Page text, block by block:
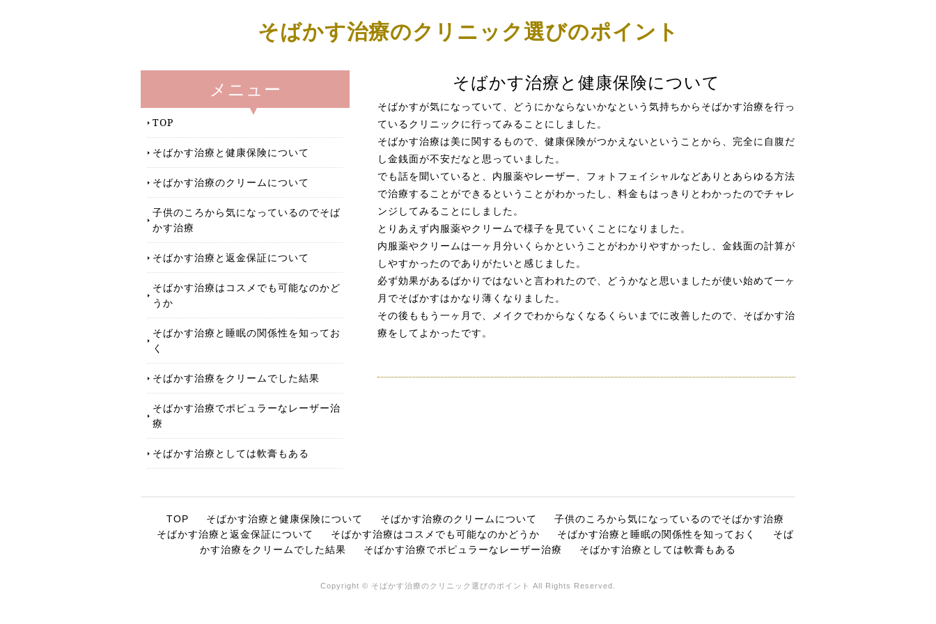
そばかす治療のクリニック選びのポイント
メニュー
TOP
そばかす治療と健康保険について
そばかす治療のクリームについて
子供のころから気になっているのでそば
かす治療
そばかす治療と返金保証について
そばかす治療はコスメでも可能なのかど
うか
そばかす治療と睡眠の関係性を知ってお
く
そばかす治療をクリームでした結果
そばかす治療でポピュラーなレーザー治
療
そばかす治療としては軟膏もある
そばかす治療と健康保険について
そばかすが気になっていて、どうにかならないかなという気持ちからそばかす治療を行っ
ているクリニックに行ってみることにしました。
そばかす治療は美に関するもので、健康保険がつかえないということから、完全に自腹だ
し金銭面が不安だなと思っていました。
でも話を聞いていると、内服薬やレーザー、フォトフェイシャルなどありとあらゆる方法
で治療することができるということがわかったし、料金もはっきりとわかったのでチャレ
ンジしてみることにしました。
とりあえず内服薬やクリームで様子を見ていくことになりました。
内服薬やクリームは一ヶ月分いくらかということがわかりやすかったし、金銭面の計算が
しやすかったのでありがたいと感じました。
必ず効果があるばかりではないと言われたので、どうかなと思いましたが使い始めて一ヶ
月でそばかすはかなり薄くなりました。
その後ももう一ヶ月で、メイクでわからなくなるくらいまでに改善したので、そばかす治
療をしてよかったです。
TOP そばかす治療と健康保険について そばかす治療のクリームについて
子供のころから気になっているのでそばかす治療
そばかす治療と返金保証について
そばかす治療はコスメでも可能なのかどうか そばかす治療と睡眠の関係性を知っておく
そば
かす治療をクリームでした結果
そばかす治療でポピュラーなレーザー治療 そばかす治療としては軟膏もある
Copyright © そばかす治療のクリニック選びのポイント All Rights Reserved.